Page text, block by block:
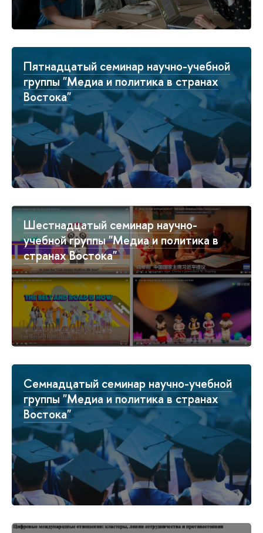
Пятнадцатый семинар научно-учебной
группы "Медиа и политика в странах
Востока"
Шестнадцатый семинар научно-
учебной группы "Медиа и политика в
странах Востока"
Семнадцатый семинар научно-учебной
группы "Медиа и политика в странах
Востока"